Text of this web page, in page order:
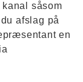
såsom
afslag på
en